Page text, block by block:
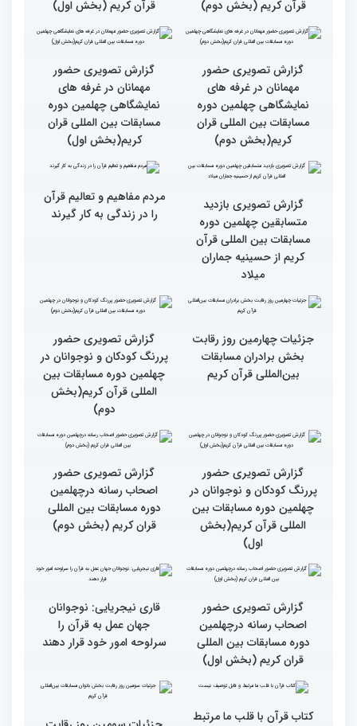
بالاترین سطح برگزاری
مسابقات قرآن را در ایران
شاهد بودم
ایران مهد قرآن است/ سطح
مسابقات ایران خیلی بالاست
گزارش تصویری سومین روز
رقابت بخش بانوان چهلمین
دوره مسابقات بین المللی
قرآن کریم (بخش دوم)
گزارش تصویری سومین روز
رقابت بخش بانوان چهلمین
دوره مسابقات بین المللی
گزارش تصویری حضور
مهمانان در غرفه های
نمایشگاهی چهلمین دوره
مسابقات بین المللی قران
کریم(بخش دوم)
مسابقات بین المللی قران
کریم(بخش اول)
گزارش تصویری بازدید
کریم از حسینیه جماران
میلاد
مردم مفاهیم و تعالیم قرآن
را در زندگی به کار گیرند
جزئیات چهارمین روز رقابت
بخش برادران مسابقات
بین‌المللی قرآن کریم
گزارش تصویری حضور
پررنگ کودکان و نوجوانان در
المللی قرآن کریم(بخش
دوم)
گزارش تصویری حضور
پررنگ کودکان و نوجوانان در
چهلمین دوره مسابقات بین
اول)
گزارش تصویری حضور
دوره مسابقات بین المللی
قران کریم (بخش دوم)